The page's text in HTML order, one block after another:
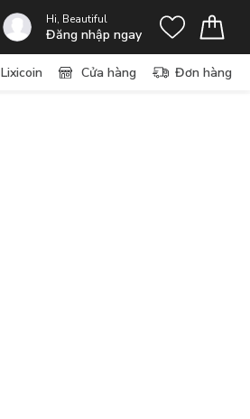
Hi, Beautiful
Đăng nhập ngay
Lixicoin Cửa hàng Đơn hàng